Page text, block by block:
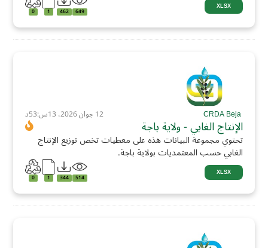
XLSX
649
462
1
0
CRDA Beja 12 جوان 2026، 13س:53د
الإنتاج الغابي - ولاية باجة
تحتوي مجموعة البيانات هذه على معطيات تخص توزيع الإنتاج
الغابي حسب المعتمديات بولاية باجة.
XLSX
514
344
1
0